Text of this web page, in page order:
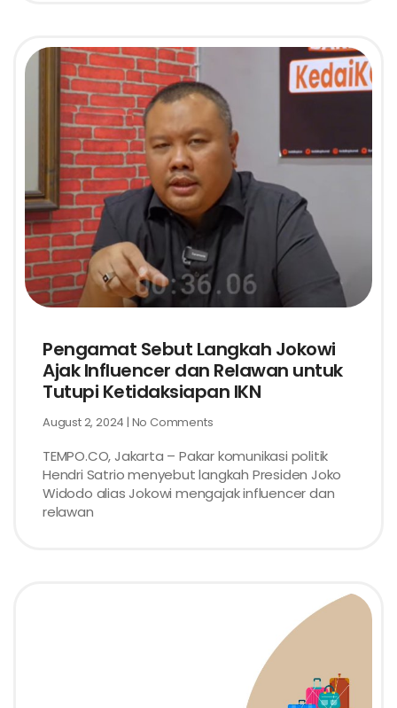
Pengamat Sebut Langkah Jokowi
Ajak Influencer dan Relawan untuk
Tutupi Ketidaksiapan IKN
August 2, 2024 No Comments
TEMPO.CO, Jakarta – Pakar komunikasi politik
Hendri Satrio menyebut langkah Presiden Joko
Widodo alias Jokowi mengajak influencer dan
relawan